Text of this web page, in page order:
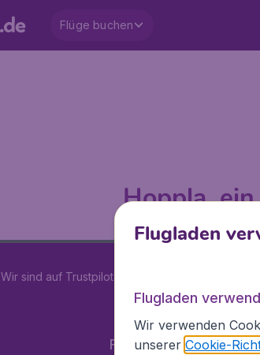
Flüge buchen
Hoppla,
Wir sind auf Trustpilot mit
Flugladen.de
Flugladen
Flugladen
Wir verwenden
unserer Cookie-